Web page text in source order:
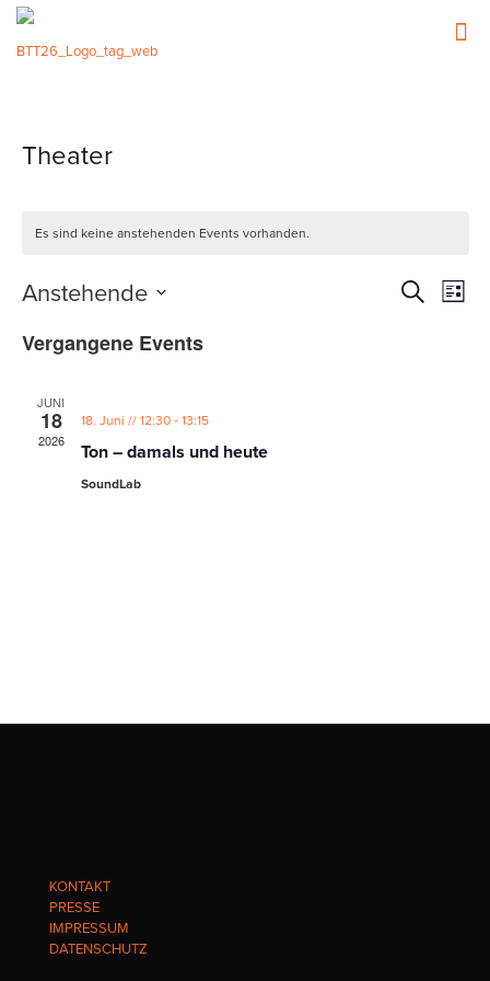
Theater
Es sind keine anstehenden Events vorhanden.
Events
SucheEvent
Liste
Anstehende
wählen.
Vergangene Events
JUNI
18
2026
18. Juni // 12:30-13:15
Ton – damals und heute
SoundLab
KONTAKT
PRESSE
IMPRESSUM
DATENSCHUTZ